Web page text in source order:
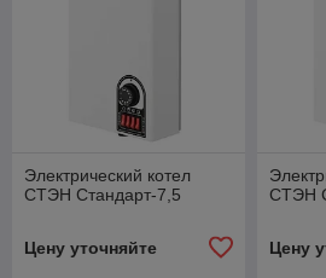
Электрический котел
СТЭН Стандарт-7,5
Цену уточняйте
СТЭН
Цену